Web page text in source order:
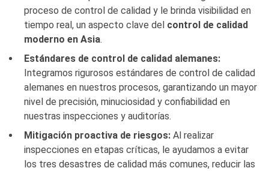
proceso de control de calidad y le brinda visibilidad en
tiempo real, un aspecto clave del control de calidad
moderno en Asia.
Estándares de control de calidad alemanes:
Integramos rigurosos estándares de control de calidad
alemanes en nuestros procesos, garantizando un mayor
nivel de precisión, minuciosidad y confiabilidad en
nuestras inspecciones y auditorías.
Mitigación proactiva de riesgos: Al realizar
inspecciones en etapas críticas, le ayudamos a evitar
los tres desastres de calidad más comunes, reducir las